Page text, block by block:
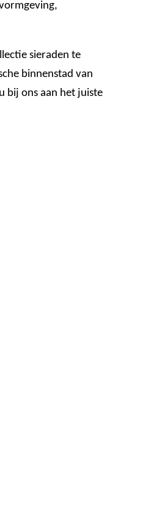
sieraden te
binnenstad van
bij ons aan het juiste